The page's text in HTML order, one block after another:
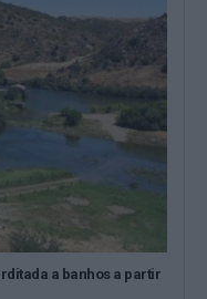
a banhos a partir